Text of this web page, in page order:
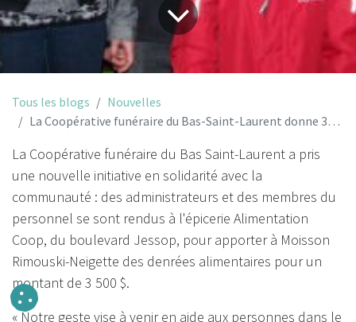
Tous les blogs
Nouvelles
La Coopérative funéraire du Bas-Saint-Laurent donne 3500$ de denrées à Moisson Rimouski-Neigette
La Coopérative funéraire du Bas Saint-Laurent a pris
une nouvelle initiative en solidarité avec la
communauté : des administrateurs et des membres du
personnel se sont rendus à l'épicerie Alimentation
Coop, du boulevard Jessop, pour apporter à Moisson
Rimouski-Neigette des denrées alimentaires pour un
montant de 3 500 $.
« Notre geste vise à venir en aide aux personnes dans le